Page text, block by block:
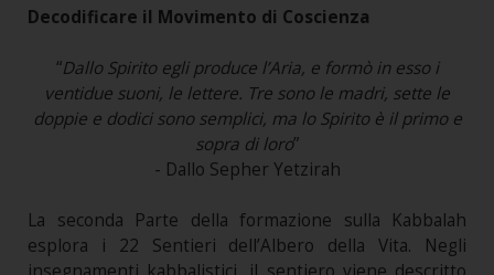
Decodificare il Movimento di Coscienza
“Dallo Spirito egli produce l’Aria, e formò in esso i
ventidue suoni, le lettere. Tre sono le madri, sette le
doppie e dodici sono semplici, ma lo Spirito è il primo e
sopra di loro”
- Dallo Sepher Yetzirah
La seconda Parte della formazione sulla Kabbalah
esplora i 22 Sentieri dell’Albero della Vita. Negli